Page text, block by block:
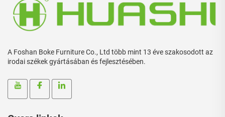
A Foshan Boke Furniture Co., Ltd több mint 13 éve szakosodott az
irodai székek gyártásában és fejlesztésében.